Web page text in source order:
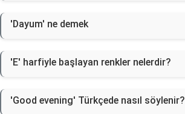
'Dayum' ne demek
'E' harfiyle başlayan renkler nelerdir?
'Good evening' Türkçede nasıl söylenir?